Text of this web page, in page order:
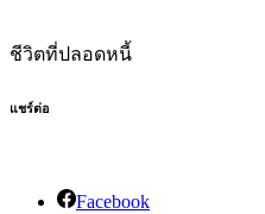
ชีวิตที่ปลอดหนี้
แชร์ต่อ
Facebook